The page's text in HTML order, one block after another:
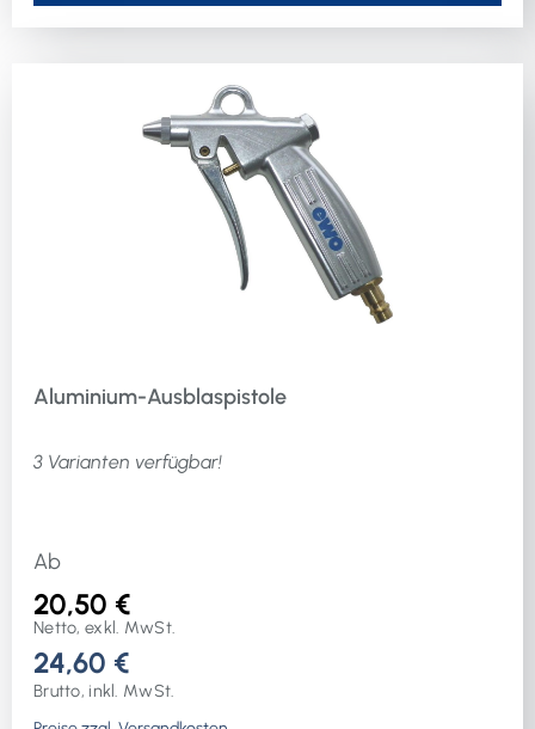
Aluminium-Ausblaspistole
3 Varianten verfügbar!
Ab
20,50 €
Netto, exkl. MwSt.
24,60 €
Brutto, inkl. MwSt.